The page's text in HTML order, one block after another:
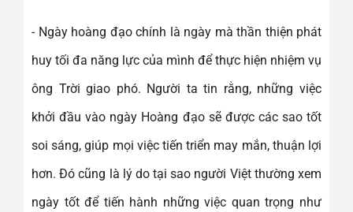
- Ngày hoàng đạo chính là ngày mà thần thiện phát
huy tối đa năng lực của mình để thực hiện nhiệm vụ
ông Trời giao phó. Người ta tin rằng, những việc
khởi đầu vào ngày Hoàng đạo sẽ được các sao tốt
soi sáng, giúp mọi việc tiến triển may mắn, thuận lợi
hơn. Đó cũng là lý do tại sao người Việt thường xem
ngày tốt để tiến hành những việc quan trọng như